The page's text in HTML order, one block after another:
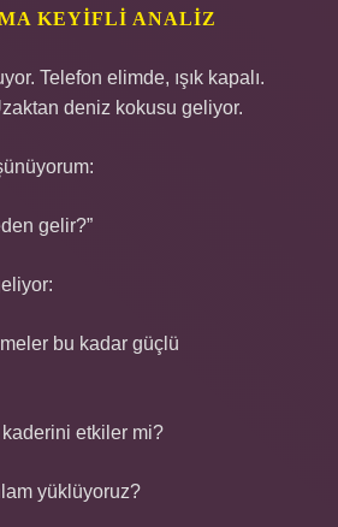
KEYIFLI ANALIZ
Telefon elimde, ışık kapalı.
deniz kokusu geliyor.
gelir?”
bu kadar güçlü
kaderini etkiler mi?
yüklüyoruz?